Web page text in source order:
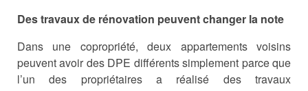
Des travaux de rénovation peuvent changer la note
Dans une copropriété, deux appartements voisins
peuvent avoir des DPE différents simplement parce que
l’un des propriétaires a réalisé des travaux